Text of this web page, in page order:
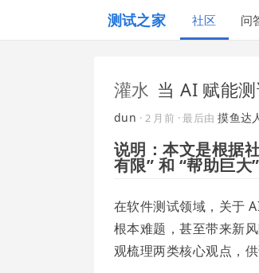
测试之家 社区 问
灌水 当 AI 赋能
dun · 2 月前 · 最后由摸鱼达
说明：本文是根据
有限” 和 “帮助巨大
在软件测试领域，关于
根本难题，甚至带来新
观梳理两类核心观点，供